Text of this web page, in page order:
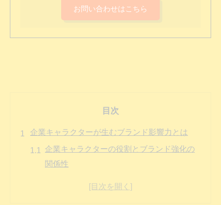
お問い合わせはこちら
目次
企業キャラクターが生むブランド影響力とは
企業キャラクターの役割とブランド強化の
関係性